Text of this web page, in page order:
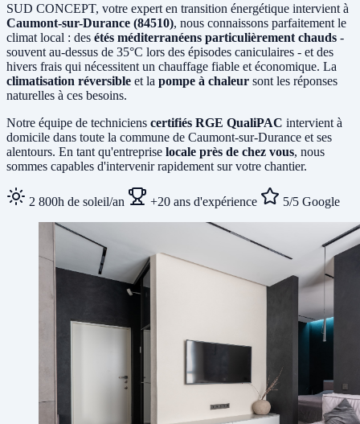
SUD CONCEPT, votre expert en transition énergétique intervient à
Caumont-sur-Durance (84510), nous connaissons parfaitement le
climat local : des étés méditerranéens particulièrement chauds -
souvent au-dessus de 35°C lors des épisodes caniculaires - et des
hivers frais qui nécessitent un chauffage fiable et économique. La
climatisation réversible et la pompe à chaleur sont les réponses
naturelles à ces besoins.
Notre équipe de techniciens certifiés RGE QualiPAC intervient à
domicile dans toute la commune de Caumont-sur-Durance et ses
alentours. En tant qu'entreprise locale près de chez vous, nous
sommes capables d'intervenir rapidement sur votre chantier.
2 800h de soleil/an +20 ans d'expérience 5/5 Google